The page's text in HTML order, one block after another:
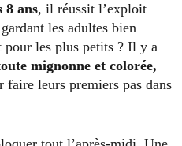
8 ans, il réussit l’exploit
les adultes bien
pour les plus petits ? Il y a
mignonne et colorée,
faire leurs premiers pas dans